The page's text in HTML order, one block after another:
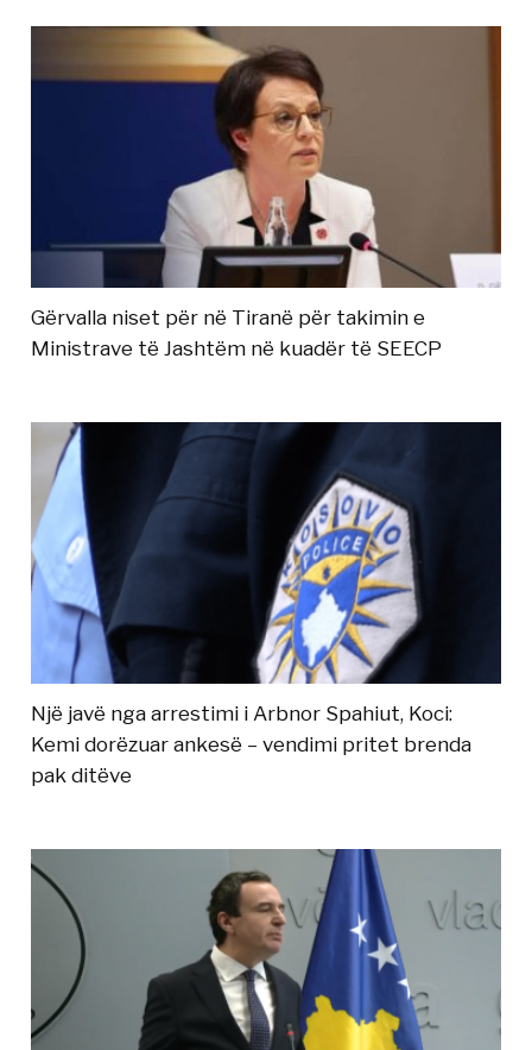
Gërvalla niset për në Tiranë për takimin e
Ministrave të Jashtëm në kuadër të SEECP
Një javë nga arrestimi i Arbnor Spahiut, Koci:
Kemi dorëzuar ankesë – vendimi pritet brenda
pak ditëve